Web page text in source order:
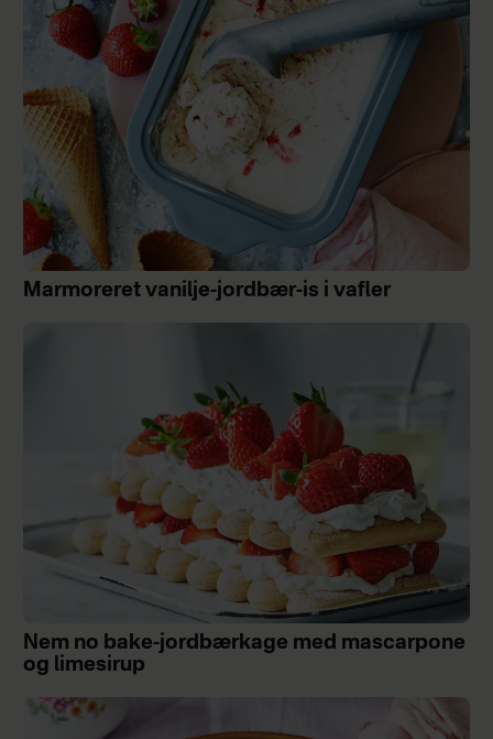
Marmoreret vanilje-jordbær-is i vafler
Nem no bake-jordbærkage med mascarpone
og limesirup